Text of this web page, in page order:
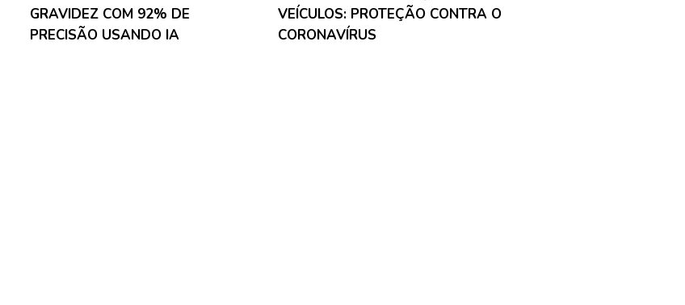
GRAVIDEZ COM 92% DE
PRECISÃO USANDO IA
VEÍCULOS: PROTEÇÃO CONTRA O
CORONAVÍRUS